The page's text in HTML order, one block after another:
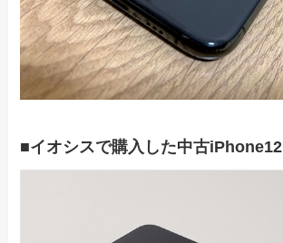
■イオシスで購入した中古iPhone12